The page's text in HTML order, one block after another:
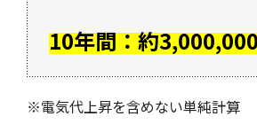
10年間：約
※電気代上昇を含めない単純計算